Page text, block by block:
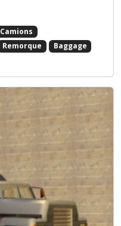
Camions
Remorque
Baggage